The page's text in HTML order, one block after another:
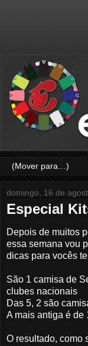
domingo, 16 de
Especial
Depois de muitos
essa semana vou
dicas para vocês
São 1 camisa de
clubes nacionais
Das 5, 2 são
A mais antiga é de
O resultado, como